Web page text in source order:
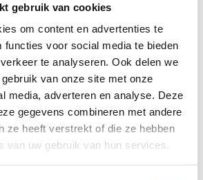
gebruik van cookies
om content en advertenties te
functies voor social media te bieden
te analyseren. Ook delen we
van onze site met onze
media, adverteren en analyse. Deze
gegevens combineren met andere
ze heeft verstrekt of die ze hebben
van uw gebruik van hun services.